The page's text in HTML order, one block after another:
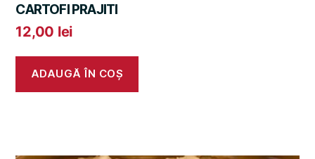
CARTOFI PRAJITI
12,00 lei
ADAUGĂ ÎN COȘ